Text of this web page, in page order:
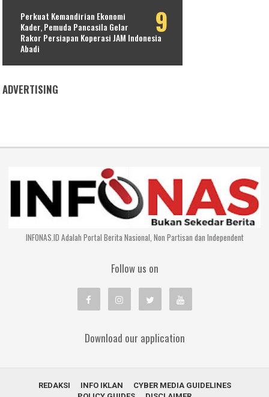
Perkuat Kemandirian Ekonomi
Kader, Pemuda Pancasila Gelar
Rakor Persiapan Koperasi JAM Indonesia
Abadi
ADVERTISING
INFONAS.ID Adalah Portal Berita Nasional, Non Partisan dan Independent
Follow us on
Download our application
REDAKSI INFO IKLAN
CYBER MEDIA GUIDELINES